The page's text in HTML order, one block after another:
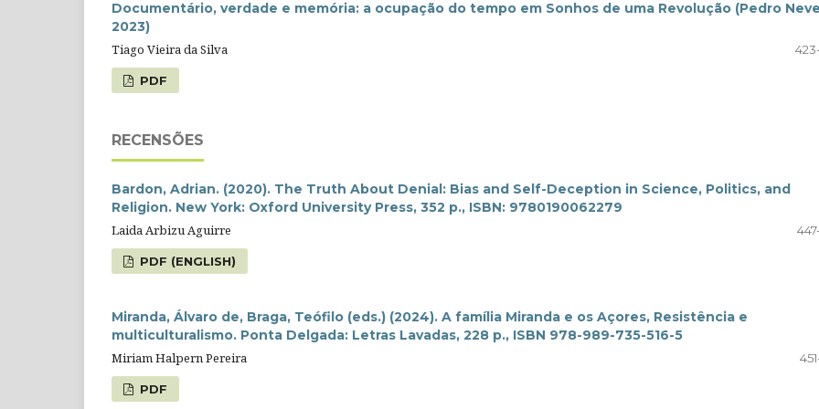
Documentário, verdade e memória: a ocupação do tempo em Sonhos de uma Revolução (Pedro
2023)
Tiago Vieira da Silva
PDF
RECENSÕES
Bardon, Adrian. (2020). The Truth About Denial: Bias and Self-Deception in Science, Politics, and
Religion. New York: Oxford University Press, 352 p., ISBN: 9780190062279
Laida Arbizu Aguirre
PDF (ENGLISH)
Miranda, Álvaro de, Braga, Teófilo (eds.) (2024). A família Miranda e os Açores, Resistência e
multiculturalismo. Ponta Delgada: Letras Lavadas, 228 p., ISBN 978-989-735-516-5
Miriam Halpern Pereira
PDF